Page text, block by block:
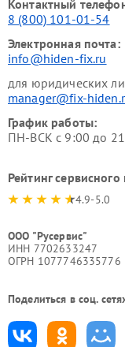
Контактный
8 (800) 101-01-54
Электронная почта:
info@hiden-fix.ru
для юридических
manager@fix-
График работы:
ПН-ВСК с 9:00 до
Рейтинг сервисного
4.9-5.0
ООО "Русервис"
ИНН 7702633247
ОГРН 1077746335776
Поделиться в соц.